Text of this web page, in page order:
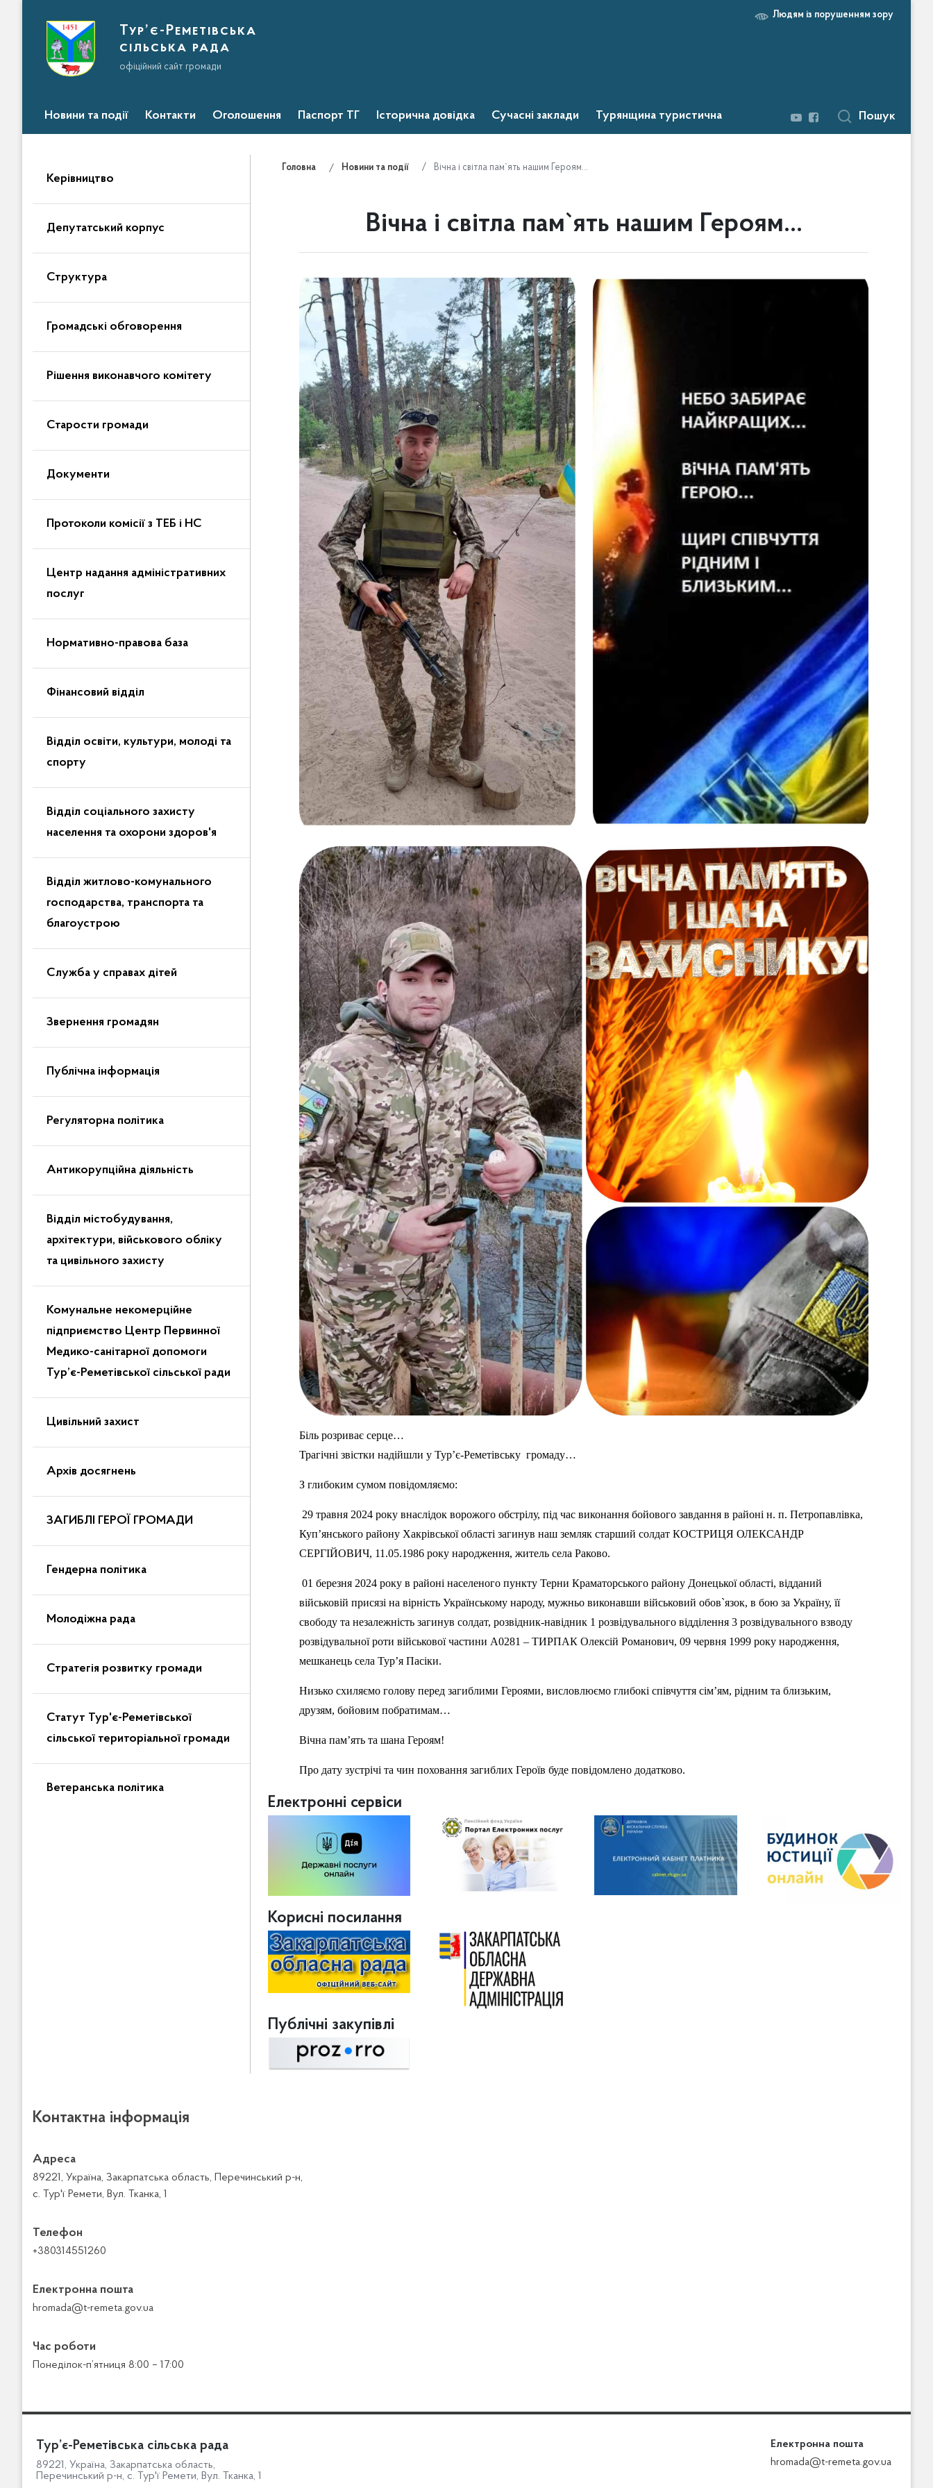
Тур’є-Реметівська
сільська рада
офіційний сайт громади
Людям із порушенням зору
Новини та події Контакти Оголошення Паспорт ТГ Історична довідка Сучасні заклади Турянщина туристична Пошук
Керівництво
Депутатський корпус
Структура
Громадські обговорення
Рішення виконавчого комітету
Старости громади
Документи
Протоколи комісії з ТЕБ і НС
Центр надання адміністративних
послуг
Нормативно-правова база
Фінансовий відділ
Відділ освіти, культури, молоді та
спорту
Відділ соціального захисту
населення та охорони здоров'я
Відділ житлово-комунального
господарства, транспорта та
благоустрою
Служба у справах дітей
Звернення громадян
Публічна інформація
Регуляторна політика
Антикорупційна діяльність
Відділ містобудування,
архітектури, військового обліку
та цивільного захисту
Комунальне некомерційне
підприємство Центр Первинної
Медико-санітарної допомоги
Тур’є-Реметівської сільської ради
Цивільний захист
Архів досягнень
ЗАГИБЛІ ГЕРОЇ ГРОМАДИ
Гендерна політика
Молодіжна рада
Стратегія розвитку громади
Статут Тур'є-Реметівської
сільської територіальної громади
Ветеранська політика
Головна Новини та події Вічна і світла пам`ять нашим Героям…
Вічна і світла пам`ять нашим Героям…
Біль розриває серце…
Трагічні звістки надійшли у Тур’є-Реметівську громаду…
З глибоким сумом повідомляємо:
29 травня 2024 року внаслідок ворожого обстрілу, під час виконання бойового завдання в районі н. п. Петропавлівка,
Куп’янського району Хакрівської області загинув наш земляк старший солдат КОСТРИЦЯ ОЛЕКСАНДР
СЕРГІЙОВИЧ, 11.05.1986 року народження, житель села Раково.
01 березня 2024 року в районі населеного пункту Терни Краматорського району Донецької області, відданий
військовій присязі на вірність Українському народу, мужньо виконавши військовий обов`язок, в бою за Україну, її
свободу та незалежність загинув солдат, розвідник-навідник 1 розвідувального відділення 3 розвідувального взводу
розвідувальної роти військової частини А0281 – ТИРПАК Олексій Романович, 09 червня 1999 року народження,
мешканець села Тур’я Пасіки.
Низько схиляємо голову перед загиблими Героями, висловлюємо глибокі співчуття сім’ям, рідним та близьким,
друзям, бойовим побратимам…
Вічна пам’ять та шана Героям!
Про дату зустрічі та чин поховання загиблих Героїв буде повідомлено додатково.
Електронні сервіси
Корисні посилання
Публічні закупівлі
Контактна інформація
Адреса
89221, Україна, Закарпатська область, Перечинський р-н,
с. Тур'ї Ремети, Вул. Тканка, 1
Телефон
+380314551260
Електронна пошта
hromada@t-remeta.gov.ua
Час роботи
Понеділок-п’ятниця 8:00 – 17:00
Тур’є-Реметівська сільська рада
89221, Україна, Закарпатська область,
Перечинський р-н, с. Тур'ї Ремети, Вул. Тканка, 1
Електронна пошта
hromada@t-remeta.gov.ua